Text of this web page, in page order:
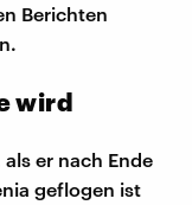
Berichten
wird
er nach Ende
geflogen ist